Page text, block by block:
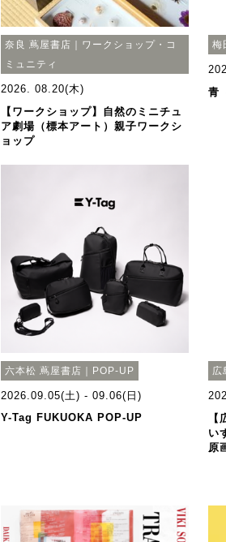
奈良 蔦屋書店｜ワークショップ・コ
ミュニティ
2026. 08.20(木)
【ワークショップ】自然のミニチュ
ア劇場（標本アート）親子ワークシ
ョップ
梅
青
六本松 蔦屋書店｜POP-UP
2026.09.05(土) - 09.06(日)
Y-Tag FUKUOKA POP-UP
広
い
原